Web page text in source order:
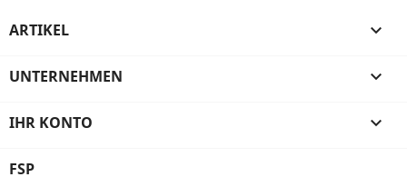
ARTIKEL 
UNTERNEHMEN 
IHR KONTO 
FSP